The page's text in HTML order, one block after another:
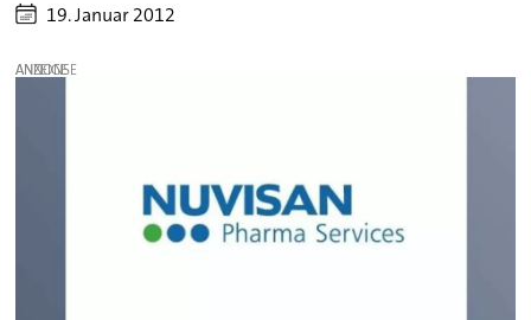
19. Januar 2012
ANZEIGE